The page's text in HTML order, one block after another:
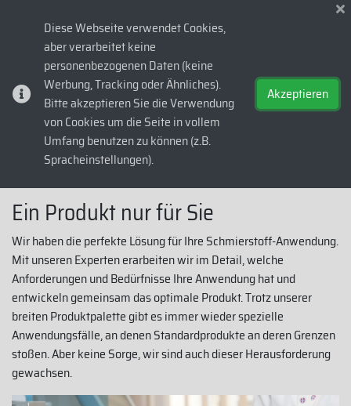
Diese Webseite verwendet Cookies,
aber verarbeitet keine
personenbezogenen Daten (keine
Werbung, Tracking oder Ähnliches).
Bitte akzeptieren Sie die Verwendung
von Cookies um die Seite in vollem
Umfang benutzen zu können (z.B.
Spracheinstellungen).
Akzeptieren
evvaoil.at>Produkte>Tailor-Made Line
T ailor-Made Line
Ein Produkt nur für Sie
Wir haben die perfekte Lösung für Ihre Schmierstoff-Anwendung.
Mit unseren Experten erarbeiten wir im Detail, welche
Anforderungen und Bedürfnisse Ihre Anwendung hat und
entwickeln gemeinsam das optimale Produkt. Trotz unserer
breiten Produktpalette gibt es immer wieder spezielle
Anwendungsfälle, an denen Standardprodukte an deren Grenzen
stoßen. Aber keine Sorge, wir sind auch dieser Herausforderung
gewachsen.